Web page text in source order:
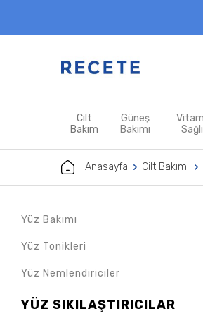
Cilt
Bakım
Güneş
Bakımı
Anasayfa Cilt Bakımı
Yüz Bakımı
Yüz Tonikleri
Yüz Nemlendiriciler
YÜZ SIKILAŞTIRICILAR